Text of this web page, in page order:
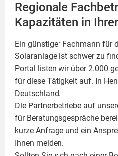
Regionale
Kapazitäten in
Ein günstiger Fachmann für
Solaranlage ist schwer zu
Portal listen wir über 2.000
für diese Tätigkeit auf. In
Deutschland.
Die Partnerbetriebe auf
für Beratungsgespräche
kurze Anfrage und ein
Ihnen melden.